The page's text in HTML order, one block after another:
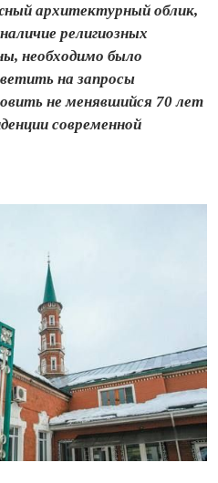
архитектурный облик,
религиозных
необходимо было
на запросы
не менявшийся 70 лет
современной